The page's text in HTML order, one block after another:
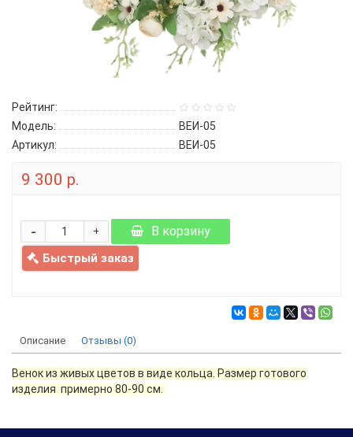
Рейтинг:
Модель:
ВЕИ-05
Артикул:
ВЕИ-05
9 300 р.
+
- В корзину
Быстрый заказ
Описание Отзывы (0)
Венок из живых цветов в виде кольца. Размер готового
изделия примерно 80-90 см.